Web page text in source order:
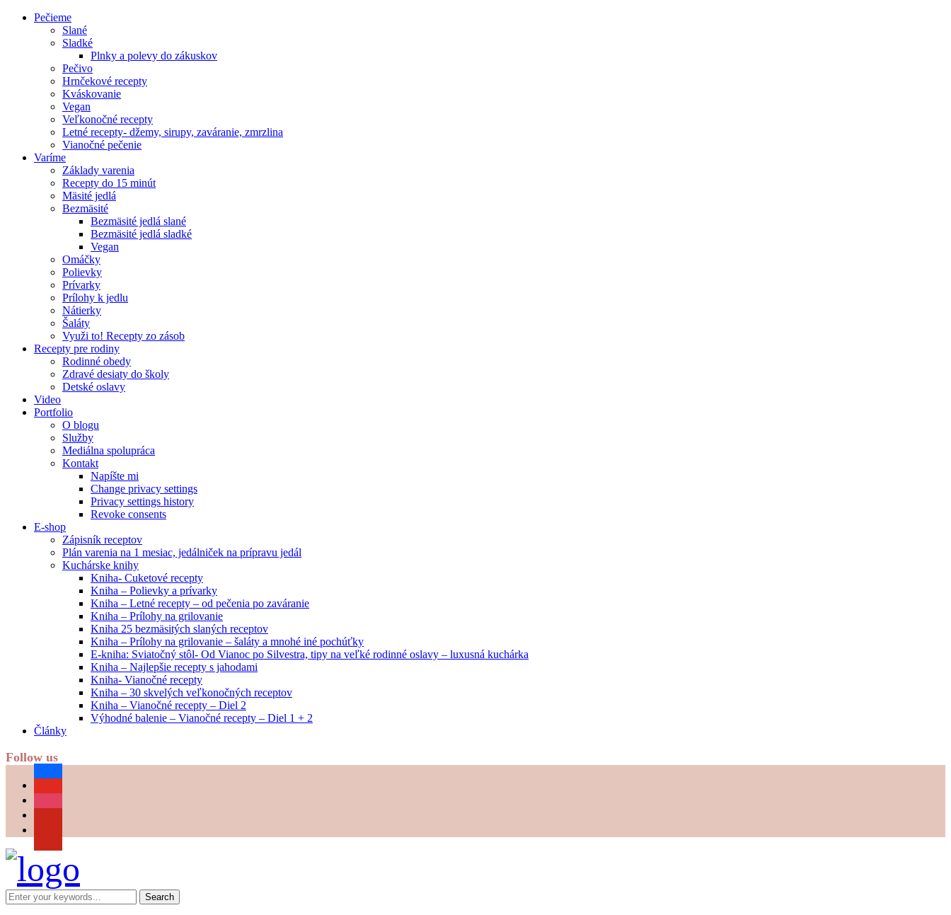
Pečieme
Slané
Sladké
Plnky a polevy do zákuskov
Pečivo
Hrnčekové recepty
Kváskovanie
Vegan
Veľkonočné recepty
Letné recepty- džemy, sirupy, zaváranie, zmrzlina
Vianočné pečenie
Varíme
Základy varenia
Recepty do 15 minút
Mäsité jedlá
Bezmäsité
Bezmäsité jedlá slané
Bezmäsité jedlá sladké
Vegan
Omáčky
Polievky
Prívarky
Prílohy k jedlu
Nátierky
Šaláty
Využi to! Recepty zo zásob
Recepty pre rodiny
Rodinné obedy
Zdravé desiaty do školy
Detské oslavy
Video
Portfolio
O blogu
Služby
Mediálna spolupráca
Kontakt
Napíšte mi
Change privacy settings
Privacy settings history
Revoke consents
E-shop
Zápisník receptov
Plán varenia na 1 mesiac, jedálniček na prípravu jedál
Kuchárske knihy
Kniha- Cuketové recepty
Kniha – Polievky a prívarky
Kniha – Letné recepty – od pečenia po zaváranie
Kniha – Prílohy na grilovanie
Kniha 25 bezmäsitých slaných receptov
Kniha – Prílohy na grilovanie – šaláty a mnohé iné pochúťky
E-kniha: Sviatočný stôl- Od Vianoc po Silvestra, tipy na veľké rodinné oslavy – luxusná kuchárka
Kniha – Najlepšie recepty s jahodami
Kniha- Vianočné recepty
Kniha – 30 skvelých veľkonočných receptov
Kniha – Vianočné recepty – Diel 2
Výhodné balenie – Vianočné recepty – Diel 1 + 2
Články
Follow us